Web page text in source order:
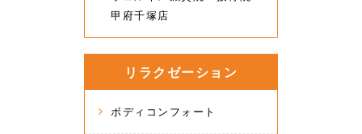
甲府千塚店
リラクゼーション
ボディコンフォート